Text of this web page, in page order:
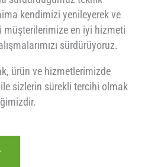
kendimizi yenileyerek ve
müşterilerimize en iyi hizmeti
sürdürüyoruz.
ürün ve hizmetlerimizde
ile sizlerin sürekli tercihi olmak